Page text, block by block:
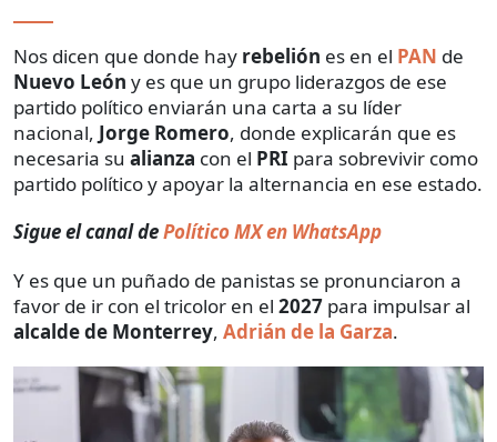
Nos dicen que donde hay rebelión es en el PAN de
Nuevo León y es que un grupo liderazgos de ese
partido político enviarán una carta a su líder
nacional, Jorge Romero, donde explicarán que es
necesaria su alianza con el PRI para sobrevivir como
partido político y apoyar la alternancia en ese estado.
Sigue el canal dePolítico MX en WhatsApp
Y es que un puñado de panistas se pronunciaron a
favor de ir con el tricolor en el 2027 para impulsar al
alcalde de Monterrey, Adrián de la Garza.